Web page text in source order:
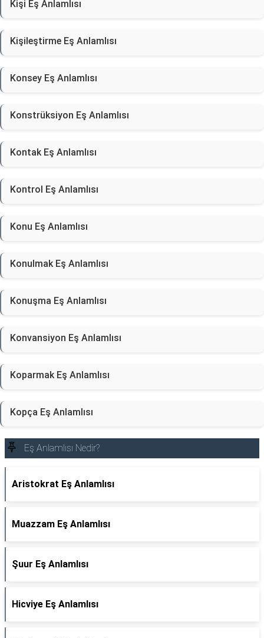
Kişi Eş Anlamlısı
Kişileştirme Eş Anlamlısı
Konsey Eş Anlamlısı
Konstrüksiyon Eş Anlamlısı
Kontak Eş Anlamlısı
Kontrol Eş Anlamlısı
Konu Eş Anlamlısı
Konulmak Eş Anlamlısı
Konuşma Eş Anlamlısı
Konvansiyon Eş Anlamlısı
Koparmak Eş Anlamlısı
Kopça Eş Anlamlısı
Eş Anlamlısı Nedir?
Aristokrat Eş Anlamlısı
Muazzam Eş Anlamlısı
Şuur Eş Anlamlısı
Hicviye Eş Anlamlısı